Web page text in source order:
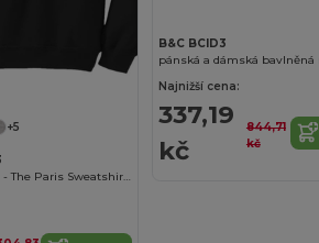
+5
Radsow Apparel - The Paris Sweatshirt Men
B&C BCID3
pánská a dámská bavlněná
Najnižší cena:
337,19
kč
844,71
kč